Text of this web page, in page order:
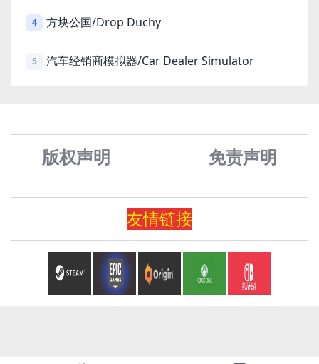
4 方块公国/Drop Duchy
5 汽车经销商模拟器/Car Dealer Simulator
版权声明 免责声明
友情链接